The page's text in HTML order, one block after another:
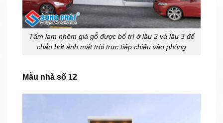
Tấm lam nhôm giả gỗ được bố trí ở lầu 2 và lầu 3 để
chắn bớt ánh mặt trời trực tiếp chiếu vào phòng
Mẫu nhà số 12